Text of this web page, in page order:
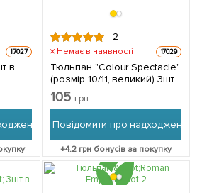
17027
в
2
Немає в наявності 17029
Тюльпан "Colour Spectacle"
(розмір 10/11, великий) 3шт
в упаковці
105 грн
Повідомити про надходження
+4.2грн бонусів за покупку